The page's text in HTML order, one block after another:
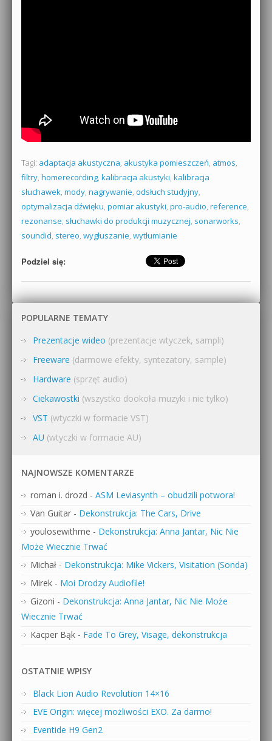
Tagi: adaptacja akustyczna, akustyka pomieszczeń, atmos,
filtry, homerecording, kalibracja akustyki, kalibracja
słuchawek, mody, nagrywanie, odsłuch studyjny,
optymalizacja dźwięku, pomiar akustyki, pro-audio, reference,
rezonanse, słuchawki do produkcji muzycznej, sonarworks,
soundid, stereo, wygłuszanie, wytłumianie
Podziel się:
POPULARNE TEMATY
Prezentacje wideo (prezentacje wtyczek, sampli)
Freeware (darmowe efekty, syntezatory, sample)
Hardware (sprzęt audio)
Ciekawostki (wszystko dookoła muzyki i nie tylko)
VST (wtyczki w formacie VST)
AU (wtyczki w formacie AU)
NAJNOWSZE KOMENTARZE
roman i. drozd - ASM Leviasynth – obudzili potwora!
Van Guitar - Dekonstrukcja: The Cars, Drive
youlosewithme - Dekonstrukcja: Anna Jantar, Nic Nie
Może Wiecznie Trwać
Michał - Dekonstrukcja: Mike Vickers, Visitation (Sonda)
Mirek - Moi Drodzy Audiofile!
Gizoni - Dekonstrukcja: Anna Jantar, Nic Nie Może
Wiecznie Trwać
Kacper Bąk - Fade To Grey, Visage, dekonstrukcja
OSTATNIE WPISY
Black Lion Audio Revolution 14×16
EVE Origin: więcej możliwości EXO. Za darmo!
Eventide H9 Gen2